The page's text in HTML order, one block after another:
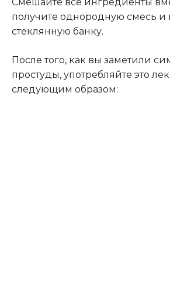
получите однородную смесь и
стеклянную банку.
После того, как вы заметили
простуды, употребляйте это
следующим образом: